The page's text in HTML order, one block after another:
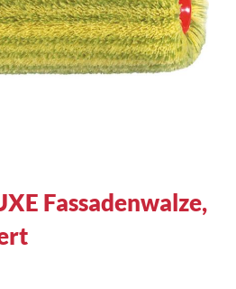
Fassadenwalze,